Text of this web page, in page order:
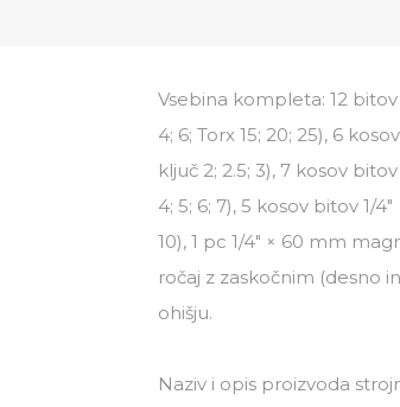
Vsebina kompleta: 12 bitov
4; 6; Torx 15; 20; 25), 6
ključ 2; 2.5; 3), 7 kosov
4; 5; 6; 7), 5 kosov bitov 1/
10), 1 pc 1/4" × 60 mm
ročaj z zaskočnim (desno
ohišju.
Naziv i opis proizvoda